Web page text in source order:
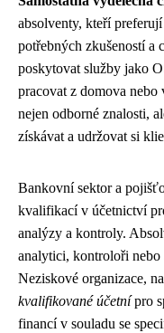
absolventy, kteří
potřebných zkušeností a
poskytovat služby jako
pracovat z domova nebo
nejen odborné znalosti,
získávat a udržovat si
Bankovní sektor a
kvalifikací v účetnictví
analýzy a kontroly.
analytici, kontroloři nebo
Neziskové organizace,
kvalifikované účetnípro
financí v souladu se